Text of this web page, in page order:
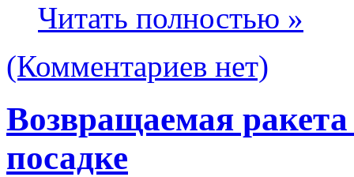
Читать полностью »
(Комментариев нет)
Возвращаемая
посадке